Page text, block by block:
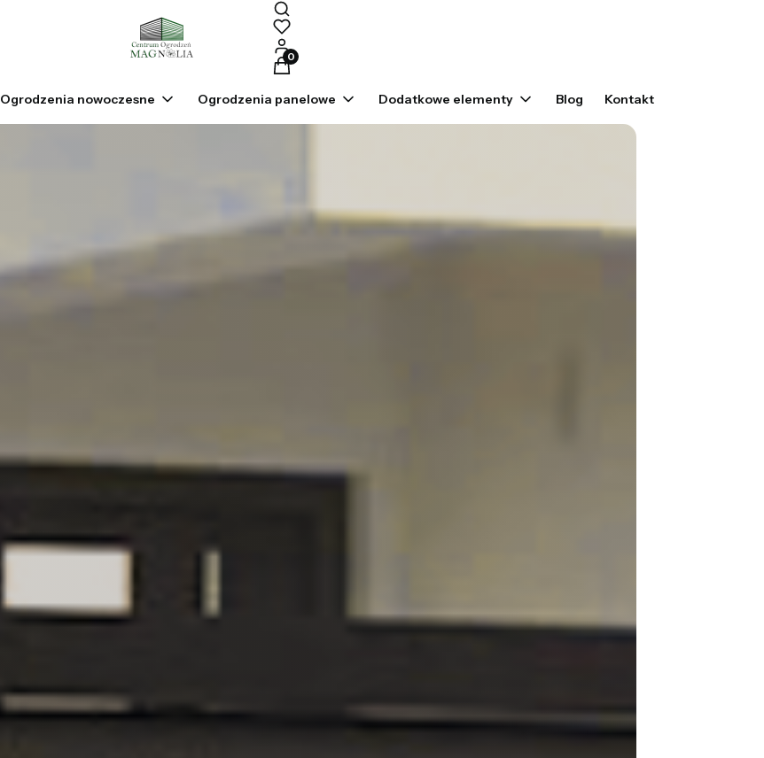
Produkty w koszyku: 0. Zobacz szczegóły
Ogrodzenia nowoczesne Ogrodzenia panelowe Dodatkowe elementy Blog Kontakt